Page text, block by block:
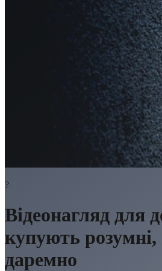
?
Відеонагляд для
купують
даремно